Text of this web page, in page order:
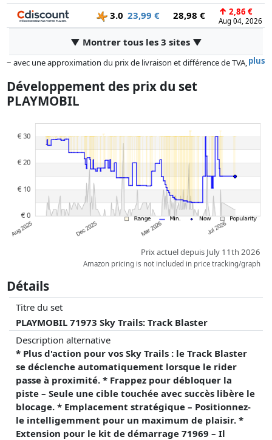
3.0 23,99 € 28,98 € ↑ 2,86 €
Aug 04, 2026
▼ Montrer tous les 3 sites ▼
plus
~ avec une approximation du prix de livraison et différence de TVA,
Les prix et la disponibilité peuvent avoir changé depuis la dernière mise
à jour. L'ordre est purement basé sur le prix, la rémunération des
que les réalisations historiques peuvent influencer l'ordre.
Développement des prix du set
PLAYMOBIL
Prix actuel depuis July 11th 2026
Amazon pricing is not included in price tracking/graph
Détails
Titre du set
PLAYMOBIL 71973 Sky Trails: Track Blaster
Description alternative
* Plus d'action pour vos Sky Trails : le Track Blaster
se déclenche automatiquement lorsque le rider
passe à proximité. * Frappez pour débloquer la
piste – Seule une cible touchée avec succès libère le
blocage. * Emplacement stratégique – Positionnez-
le intelligemment pour un maximum de plaisir. *
Extension pour le kit de démarrage 71969 – Il